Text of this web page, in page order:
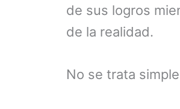
de sus logros
de la realidad.
No se trata